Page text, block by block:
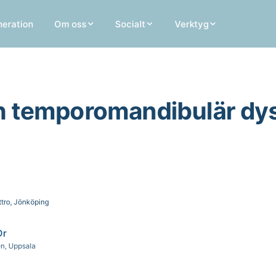
Om oss Socialt Verktyg
temporomandibulär
Jönköping
Uppsala